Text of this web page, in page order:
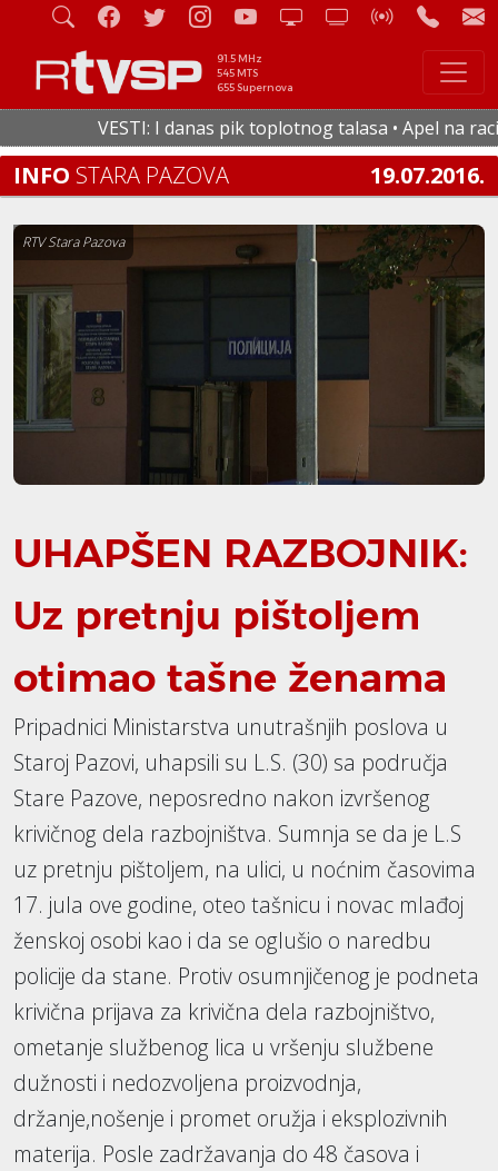
91.5 MHz
545 MTS
655 Supernova
VESTI: I danas pik toplotnog talasa • Apel na
INFO STARA PAZOVA 19.07.2016.
RTV Stara Pazova
UHAPŠEN RAZBOJNIK:
Uz pretnju pištoljem
otimao tašne ženama
Pripadnici Ministarstva unutrašnjih poslova u
Staroj Pazovi, uhapsili su L.S. (30) sa područja
Stare Pazove, neposredno nakon izvršenog
krivičnog dela razbojništva. Sumnja se da je L.S
uz pretnju pištoljem, na ulici, u noćnim časovima
17. jula ove godine, oteo tašnicu i novac mlađoj
ženskoj osobi kao i da se oglušio o naredbu
policije da stane. Protiv osumnjičenog je podneta
krivična prijava za krivična dela razbojništvo,
ometanje službenog lica u vršenju službene
dužnosti i nedozvoljena proizvodnja,
držanje,nošenje i promet oružja i eksplozivnih
materija. Posle zadržavanja do 48 časova i